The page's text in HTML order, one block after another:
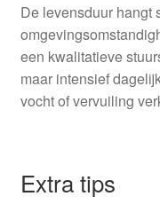
De levensduur hangt
een kwalitatieve
maar intensief
vocht of vervuiling
Extra tips